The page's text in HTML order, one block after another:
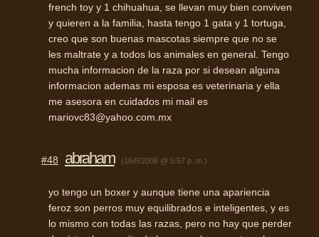
french toy y 1 chihuahua, se llevan muy bien conviven
y quieren a la familia, hasta tengo 1 gata y 1 tortuga,
creo que son buenas mascotas siempre que no se
les maltrate y a todos los animales en general. Tengo
mucha informacion de la raza por si desean alguna
informacion ademas mi esposa es veterinaria y ella
me asesora en cuidados mi mail es
mariovc83@yahoo.com.mx
#48 abraham (16/8/2006 @ 5:57 p. m.)
yo tengo un boxer y aunque tiene una apariencia
feroz son perros muy equilibrados e inteligentes, y es
lo mismo con todas las razas, pero no hay que perder